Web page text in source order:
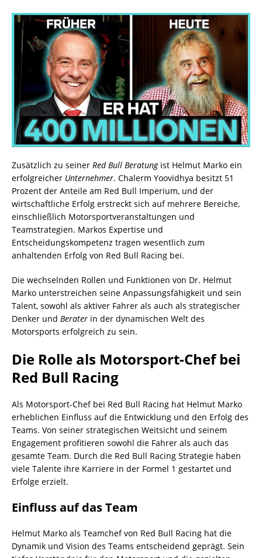
Zusätzlich zu seiner Red Bull Beratungist Helmut Marko ein
erfolgreicher Unternehmer. Chalerm Yoovidhya besitzt 51
Prozent der Anteile am Red Bull Imperium, und der
wirtschaftliche Erfolg erstreckt sich auf mehrere Bereiche,
einschließlich Motorsportveranstaltungen und
Teamstrategien. Markos Expertise und
Entscheidungskompetenz tragen wesentlich zum
anhaltenden Erfolg von Red Bull Racing bei.
Die wechselnden Rollen und Funktionen von Dr. Helmut
Marko unterstreichen seine Anpassungsfähigkeit und sein
Talent, sowohl als aktiver Fahrer als auch als strategischer
Denker und Berater in der dynamischen Welt des
Motorsports erfolgreich zu sein.
Die Rolle als Motorsport-Chef bei
Red Bull Racing
Als Motorsport-Chef bei Red Bull Racing hat Helmut Marko
erheblichen Einfluss auf die Entwicklung und den Erfolg des
Teams. Von seiner strategischen Weitsicht und seinem
Engagement profitieren sowohl die Fahrer als auch das
gesamte Team. Durch die Red Bull Racing Strategie haben
viele Talente ihre Karriere in der Formel 1 gestartet und
Erfolge erzielt.
Einfluss auf das Team
Helmut Marko als Teamchef von Red Bull Racing hat die
Dynamik und Vision des Teams entscheidend geprägt. Sein